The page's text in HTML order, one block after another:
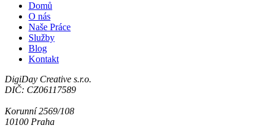
Domů
O nás
Naše Práce
Služby
Blog
Kontakt
DigiDay Creative s.r.o.
DIČ: CZ06117589
Korunní 2569/108
10100 Praha